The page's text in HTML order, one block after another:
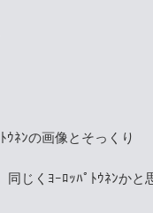
ｳﾈﾝの画像とそっくり
同じくﾖｰﾛｯﾊﾟﾄｳﾈﾝかと